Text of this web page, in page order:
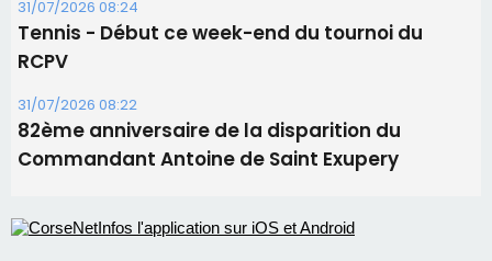
Les plus lus
Satine Nomary est la nouvelle Miss Corse 2026
d'un spectacle qui ne reviendra pas avant 2081
Bastia – Le festival Porto Latino évacué en urgence
avant le concert de Mosimann
consommation en recul dans les restaurants